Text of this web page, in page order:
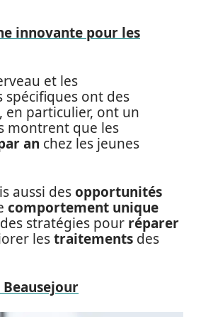
innovante pour les
et les
spécifiques ont des
en particulier, ont un
montrent que les
an chez les jeunes
aussi desopportunités
comportement unique
stratégies pour réparer
lestraitements des